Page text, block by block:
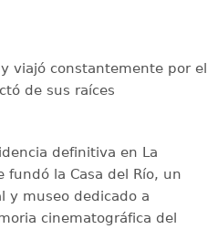
viajó constantemente por el
de sus raíces
definitiva en La
la Casa del Río, un
y museo dedicado a
cinematográfica del